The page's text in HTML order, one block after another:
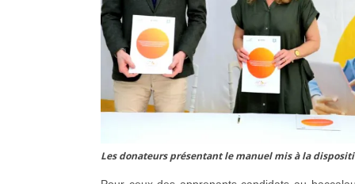
Les donateurs présentant le manuel mis à la